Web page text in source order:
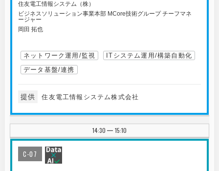
住友電工情報システム（株）
ビジネスソリューション事業本部 MCore技術グループ チーフマネ
ージャー
岡田 拓也
ネットワーク運用/監視
ITシステム運用/構築自動化
データ基盤/連携
提供 住友電工情報システム株式会社
14:30 | 15:10
C-07